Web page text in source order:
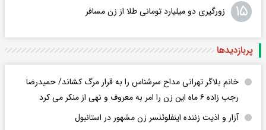
۱۵ زورگیری دو میلیارد تومانی طلا از زن مسافر
پربازدید‌ها
خانم بلاگر تهرانی مداح سرشناس را به قرار مرگ کشاند/ حمیدرضا
رجب زاده ۶ ماه این زن را امر به معروف و نهی از منکر می کرد
آزار و اذیت زننده اینفلوئنسر زن مشهور در استانبول